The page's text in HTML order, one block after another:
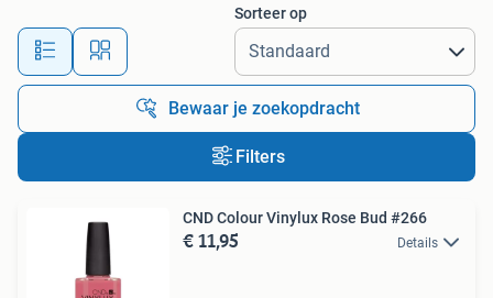
Alle afstanden…
Sorteer op
Bewaar je zoekopdracht
Filters
CND Colour Vinylux Rose Bud #266
€ 11,95 Details